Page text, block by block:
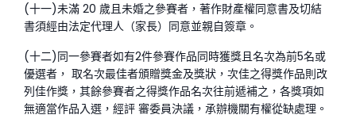
(十一)未滿 20 歲且未婚之參賽者，著作財產權同意書及切結
書須經由法定代理人（家長）同意並親自簽章。
(十二)同一參賽者如有2件參賽作品同時獲獎且名次為前5名或
優選者， 取名次最佳者頒贈獎金及獎狀，次佳之得獎作品則改
列佳作獎，其餘參賽者之得獎作品名次往前遞補之，各獎項如
無適當作品入選，經評 審委員決議，承辦機關有權從缺處理。